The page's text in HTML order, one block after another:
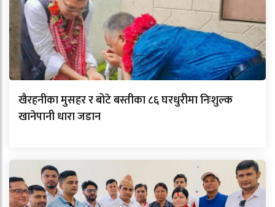
खैरहनीका मुसहर र बोटे बस्तीका ८६ घरधुरीमा निःशुल्क
खानेपानी धारा जडान